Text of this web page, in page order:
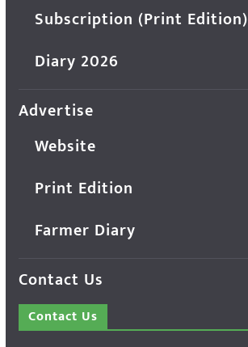
Subscription (Print Edition)
Diary 2026
Advertise
Website
Print Edition
Farmer Diary
Contact Us
Contact Us